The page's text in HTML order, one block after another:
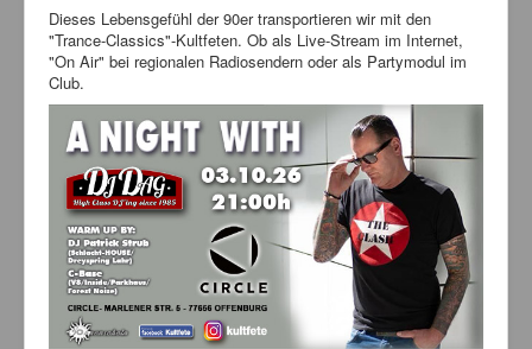
Links
Kontakt
Dieses Lebensgefühl der 90er transportieren wir mit den
"Trance-Classics"-Kultfeten. Ob als Live-Stream im Internet,
"On Air" bei regionalen Radiosendern oder als Partymodul im
Club.